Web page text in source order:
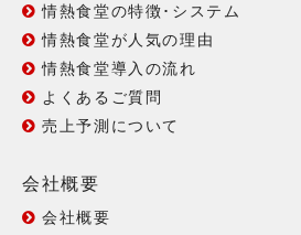
情熱食堂の特徴･システム
情熱食堂が人気の理由
情熱食堂導入の流れ
よくあるご質問
売上予測について
会社概要
会社概要